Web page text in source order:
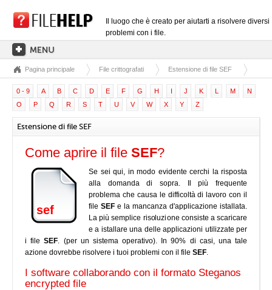
Il luogo che è creato per aiutarti a risolvere diversi
problemi con i file.
PAGINA PRINCIPALE
CATEGORIE DELLE ESTENSIONI
CATEGORIE DEI DRIVER
FILE DLL
CONVERSIONI DI FILE
SOFTWARE
Pagina principale File crittografati Estensione di file SEF
0 - 9 A B C D E F G H I J K L M
N
O
P Q R S T U V W X Y Z
Estensione di file SEF
Come aprire il file SEF?
sef
Se sei qui, in modo evidente cerchi la risposta
alla domanda di sopra. Il più frequente
problema che causa le difficoltà di lavoro con il
file SEF e la mancanza d'applicazione istallata.
La più semplice risoluzione consiste a scaricare
e a istallare una delle applicazioni utilizzate per
i fileSEF. (per un sistema operativo). In 90% di casi, una tale
azione dovrebbe risolvere i tuoi problemi con il file SEF.
I software collaborando con il formato Steganos
encrypted file